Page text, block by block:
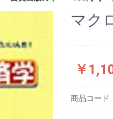
ポストカードコレクシ
児童書(童話・絵本・
エッセイ・ノンフィク
小説・フィクション
教育・思想・科学・哲
ガイド・紀行・歴史大人のた
子供のた
マク
￥
商品コード